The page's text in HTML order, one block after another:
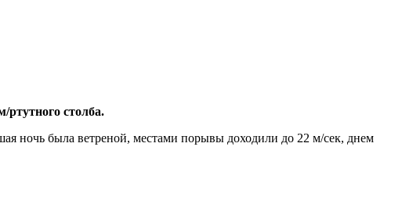
ртутного столба.
ночь была ветреной, местами порывы доходили до 22 м/сек, днем